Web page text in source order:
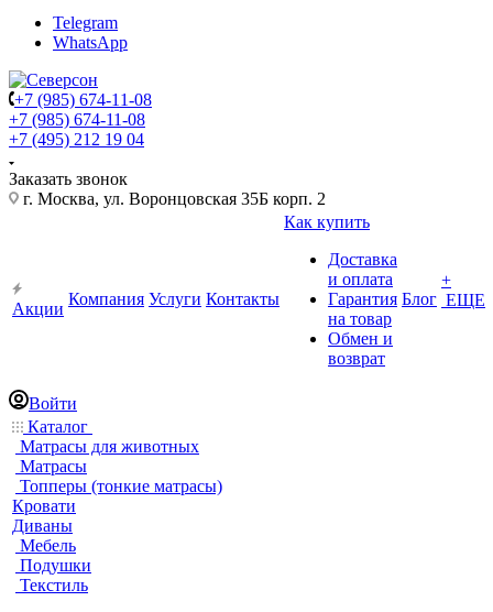
Telegram
WhatsApp
+7 (985) 674-11-08
+7 (985) 674-11-08
+7 (495) 212 19 04
Заказать звонок
г. Москва, ул. Воронцовская 35Б корп. 2
Акции
Компания Услуги Контакты
Как купить
Доставка
и оплата
Гарантия
на товар
Обмен и
возврат
Блог
+
ЕЩЕ
Войти
Каталог
Матрасы для животных
Матрасы
Топперы (тонкие матрасы)
Кровати
Диваны
Мебель
Подушки
Текстиль